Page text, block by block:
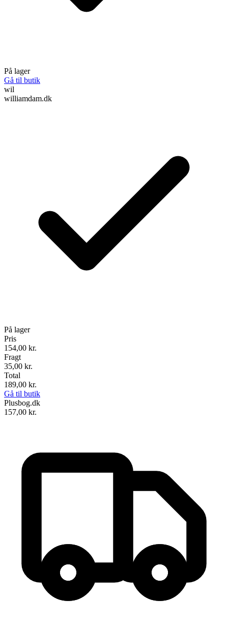
På lager
Gå til butik
wil
williamdam.dk
På lager
Pris
154,00 kr.
Fragt
35,00 kr.
Total
189,00 kr.
Gå til butik
Plusbog.dk
157,00 kr.